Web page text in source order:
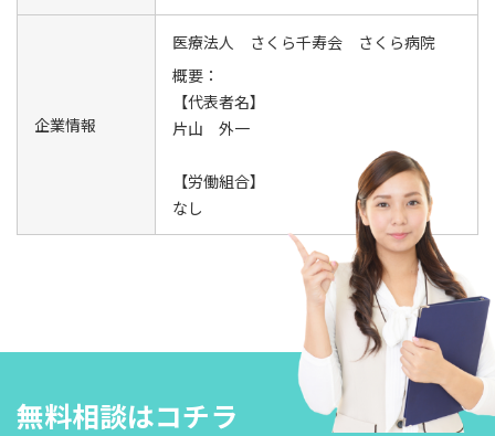
企業情報
医療法人 さくら千寿会 さくら病院
概要：
【代表者名】
片山 外一
【労働組合】
なし
無料相談はコチラ